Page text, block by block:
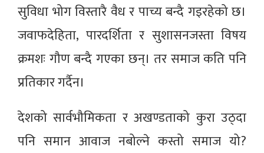
सुविधा भोग विस्तारै वैध र पाच्य बन्दै गइरहेको छ।
जवाफदेहिता, पारदर्शिता र सुशासनजस्ता विषय
क्रमशः गौण बन्दै गएका छन्। तर समाज कति पनि
प्रतिकार गर्दैन।
देशको सार्वभौमिकता र अखण्डताको कुरा उठ्दा
पनि समान आवाज नबोल्ने कस्तो समाज यो?